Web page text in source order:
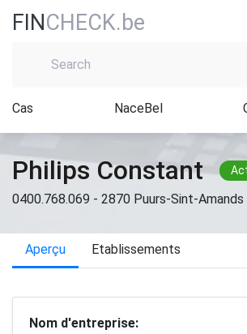
FINCHECK.be
Cas NaceBel
Philips Constant
0400.768.069 - 2870 Puurs-Sint-Amands
Aperçu Etablissements
Nom d'entreprise: